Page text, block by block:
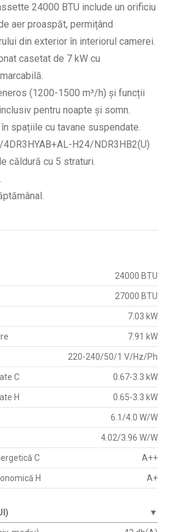
24000 BTU include un orificiu
aer proaspăt, permițând
din exterior în interiorul camerei.
casetat de 7 kW cu
(1200-1500 m³/h) și funcții
pentru noapte și somn.
spațiile cu tavane suspendate.
H24/NDR3HB2(U)
căldură cu 5 straturi.
24000 BTU
27000 BTU
7.03 kW
7.91 kW
220-240/50/1 V/Hz/Ph
C 0.67-3.3 kW
H 0.65-3.3 kW
6.1/4.0 W/W
4.02/3.96 W/W
C A++
H A+
▼